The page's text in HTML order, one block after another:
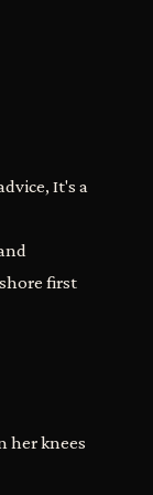
It's a
first
her knees